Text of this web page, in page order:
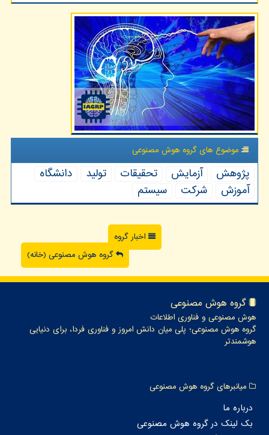
موضوع های گروه هوش مصنوعی
پژوهش آزمایش تحقیقات تولید
دانشگاه
آموزش
شركت سیستم
اخبار گروه
گروه هوش مصنوعی (خانه)
گروه هوش مصنوعی
هوش مصنوعی و فناوری اطلاعات
گروه هوش مصنوعی؛ پلی میان دانش امروز و فناوری فردا، برای دنیایی
هوشمندتر
میانبرهای گروه هوش مصنوعی
درباره ما
بک لینک در گروه هوش مصنوعی